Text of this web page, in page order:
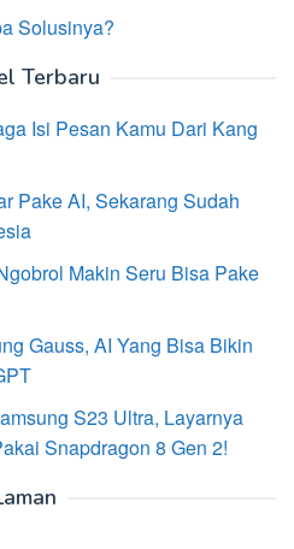
Solusinya?
Terbaru
Isi Pesan Kamu Dari Kang
Pake AI, Sekarang Sudah
Makin Seru Bisa Pake
Gauss, AI Yang Bisa Bikin
S23 Ultra, Layarnya
Snapdragon 8 Gen 2!